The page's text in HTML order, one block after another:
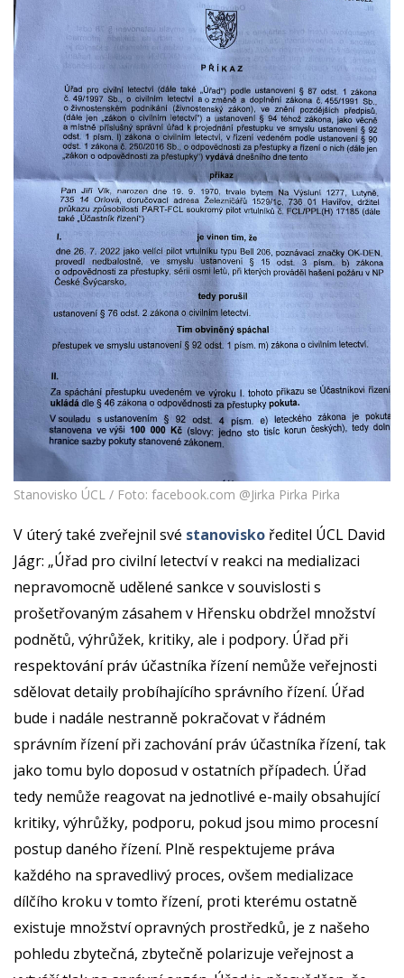
Stanovisko ÚCL / Foto: facebook.com @Jirka Pirka Pirka
V úterý také zveřejnil své stanovisko ředitel ÚCL David
Jágr: „Úřad pro civilní letectví v reakci na medializaci
nepravomocně udělené sankce v souvislosti s
prošetřovaným zásahem v Hřensku obdržel množství
podnětů, výhrůžek, kritiky, ale i podpory. Úřad při
respektování práv účastníka řízení nemůže veřejnosti
sdělovat detaily probíhajícího správního řízení. Úřad
bude i nadále nestranně pokračovat v řádném
správním řízení při zachování práv účastníka řízení, tak
jako tomu bylo doposud v ostatních případech. Úřad
tedy nemůže reagovat na jednotlivé e-maily obsahující
kritiky, výhrůžky, podporu, pokud jsou mimo procesní
postup daného řízení. Plně respektujeme práva
každého na spravedlivý proces, ovšem medializace
dílčího kroku v tomto řízení, proti kterému ostatně
existuje množství opravných prostředků, je z našeho
pohledu zbytečná, zbytečně polarizuje veřejnost a